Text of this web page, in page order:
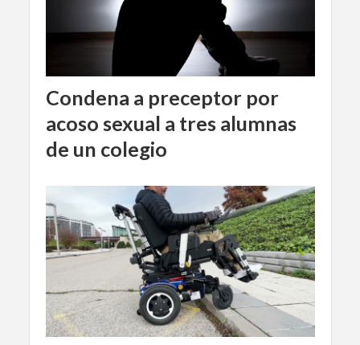
Condena a preceptor por
acoso sexual a tres alumnas
de un colegio